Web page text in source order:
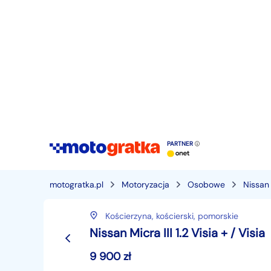
PARTNER
motogratka.pl Motoryzacja Osobowe Nissan
Kościerzyna, kościerski, pomorskie
Nissan Micra III 1.2 Visia + / Visia
9 900zł